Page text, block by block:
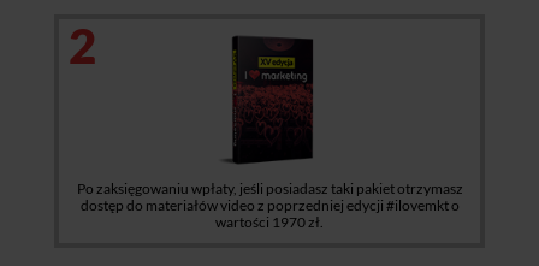
2
Po zaksięgowaniu wpłaty, jeśli posiadasz taki pakiet otrzymasz
dostęp do materiałów video z poprzedniej edycji #ilovemkt o
wartości 1970 zł.